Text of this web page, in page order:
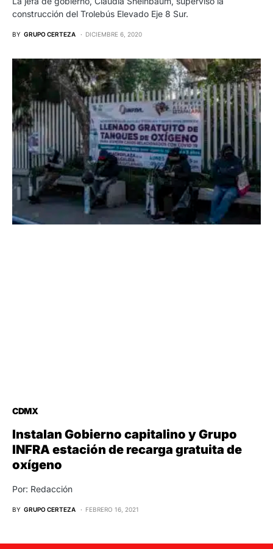
construcción del Trolebús Elevado Eje 8 Sur.
BY GRUPO CERTEZA DICIEMBRE 6, 2020
CDMX
Instalan Gobierno capitalino y Grupo
INFRA estación de recarga gratuita de
oxígeno
Por: Redacción
BY GRUPO CERTEZA FEBRERO 16, 2021